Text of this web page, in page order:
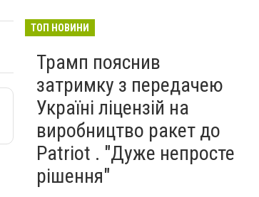
ТОП НОВИНИ
Трамп пояснив
затримку з передачею
Україні ліцензій на
виробництво ракет до
Patriot . "Дуже непросте
рішення"